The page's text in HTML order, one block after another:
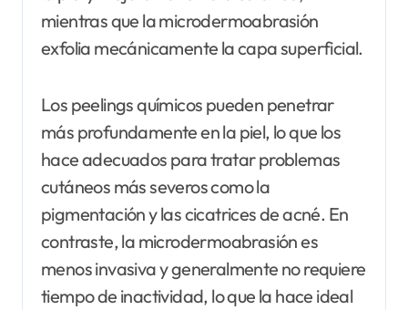
mientras que la microdermoabrasión
exfolia mecánicamente la capa superficial.
Los peelings químicos pueden penetrar
más profundamente en la piel, lo que los
hace adecuados para tratar problemas
cutáneos más severos como la
pigmentación y las cicatrices de acné. En
contraste, la microdermoabrasión es
menos invasiva y generalmente no requiere
tiempo de inactividad, lo que la hace ideal